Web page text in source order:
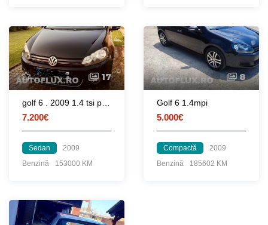
17
7.200€
Sedan
2009
Benzină
153000 KM
8
Golf 6 1.4mpi
5.000€
Compactă
2009
Benzină
185602 KM